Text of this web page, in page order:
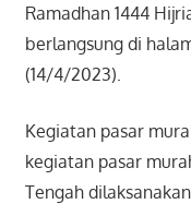
Ramadhan 1444
berlangsung di
(14/4/2023).
Kegiatan pasar
kegiatan pasar
Tengah